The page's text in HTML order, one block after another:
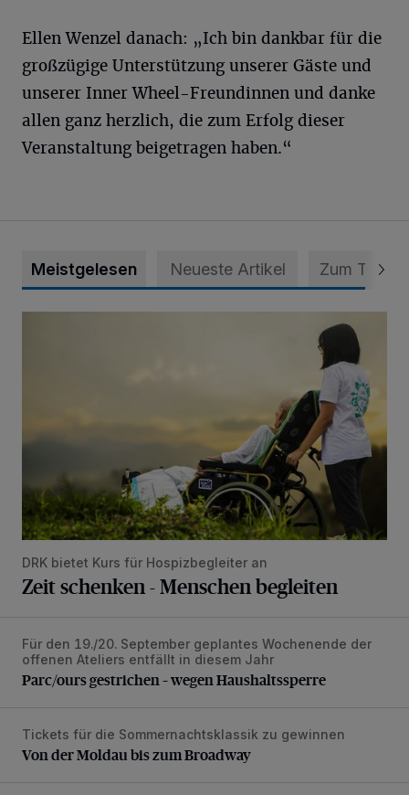
Ellen Wenzel danach: „Ich bin dankbar für die
großzügige Unterstützung unserer Gäste und
unserer Inner Wheel-Freundinnen und danke
allen ganz herzlich, die zum Erfolg dieser
Veranstaltung beigetragen haben.“
Meistgelesen Neueste Artikel Zum Thema
DRK bietet Kurs für Hospizbegleiter an
Zeit schenken - Menschen begleiten
Parc/ours gestrichen – wegen Haushaltssperre
Für den 19./20. September geplantes Wochenende der
offenen Ateliers entfällt in diesem Jahr
Parc/ours gestrichen – wegen Haushaltssperre
Von der Moldau bis zum Broadway
Tickets für die Sommernachtsklassik zu gewinnen
Von der Moldau bis zum Broadway